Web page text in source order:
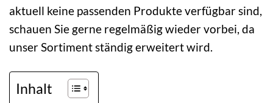
aktuell keine passenden Produkte verfügbar sind,
schauen Sie gerne regelmäßig wieder vorbei, da
unser Sortiment ständig erweitert wird.
Inhalt